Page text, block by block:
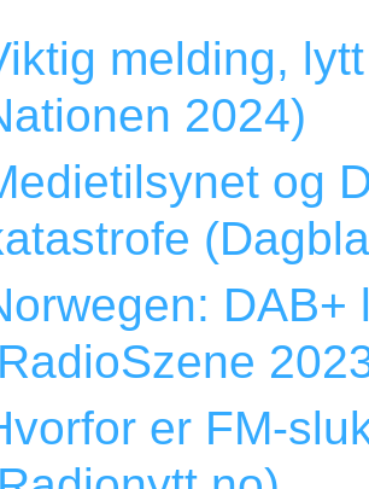
melding,
2024)
og
er FM-